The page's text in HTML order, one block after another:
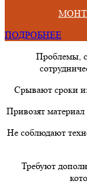
ПОДРОБНЕЕ
Проблемы,
Срывают сроки
Привозят
Не соблюдают
Требуют